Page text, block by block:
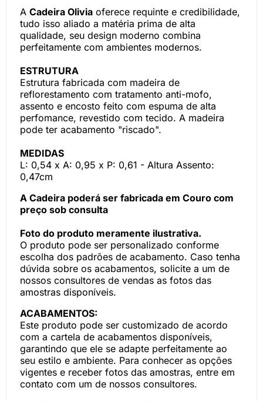
A Cadeira Olivia oferece requinte e credibilidade,
tudo isso aliado a matéria prima de alta
qualidade, seu design moderno combina
perfeitamente com ambientes modernos.
ESTRUTURA
Estrutura fabricada com madeira de
reflorestamento com tratamento anti-mofo,
assento e encosto feito com espuma de alta
perfomance, revestido com tecido. A madeira
pode ter acabamento "riscado".
MEDIDAS
L: 0,54 x A: 0,95 x P: 0,61 - Altura Assento:
0,47cm
A Cadeira poderá ser fabricada em Couro com
preço sob consulta
Foto do produto meramente ilustrativa.
O produto pode ser personalizado conforme
escolha dos padrões de acabamento. Caso tenha
dúvida sobre os acabamentos, solicite a um de
nossos consultores de vendas as fotos das
amostras disponíveis.
ACABAMENTOS:
Este produto pode ser customizado de acordo
com a cartela de acabamentos disponíveis,
garantindo que ele se adapte perfeitamente ao
seu estilo e ambiente. Para conhecer as opções
vigentes e receber fotos das amostras, entre em
contato com um de nossos consultores.